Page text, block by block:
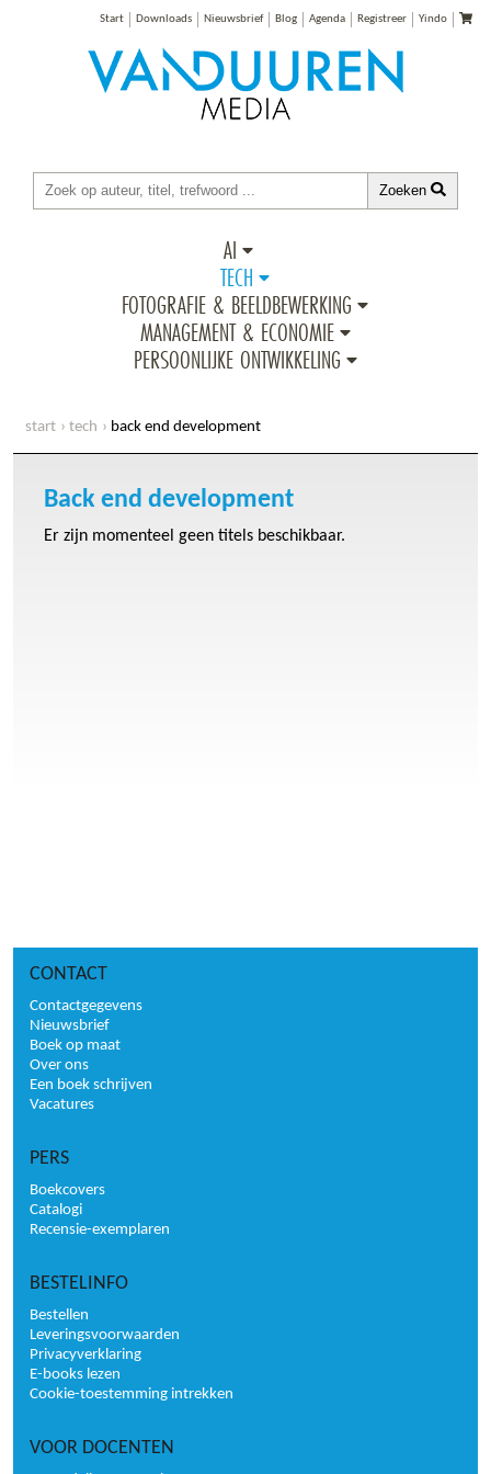
Start Downloads Nieuwsbrief Blog Agenda Registreer Yindo
Zoeken
AI
TECH
FOTOGRAFIE & BEELDBEWERKING
MANAGEMENT & ECONOMIE
PERSOONLIJKE ONTWIKKELING
start tech back end development
Back end development
Er zijn momenteel geen titels beschikbaar.
CONTACT
Contactgegevens
Nieuwsbrief
Boek op maat
Over ons
Een boek schrijven
Vacatures
PERS
Boekcovers
Catalogi
Recensie-exemplaren
BESTELINFO
Bestellen
Leveringsvoorwaarden
Privacyverklaring
E-books lezen
Cookie-toestemming intrekken
VOOR DOCENTEN